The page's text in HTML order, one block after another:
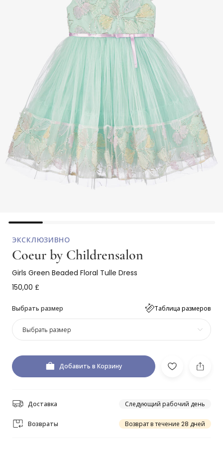
ЭКСКЛЮЗИВНО
Coeur by Childrensalon
Girls Green Beaded Floral Tulle Dress
150,00 £
Выбрать размер Таблица размеров
Выбрать размер
Добавить в Корзину
Доставка Следующий рабочий день
Возвраты Возврат в течение 28 дней